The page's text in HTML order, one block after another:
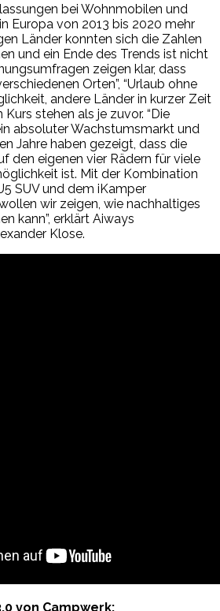
bei Wohnmobilen und
Europa von 2013 bis 2020 mehr
Länder konnten sich die Zahlen
und ein Ende des Trends ist nicht
zeigen klar, dass
Orten”, “Urlaub ohne
andere Länder in kurzer Zeit
Kurs stehen als je zuvor. “Die
absoluter Wachstumsmarkt und
Jahre haben gezeigt, dass die
den eigenen vier Rädern für viele
ist. Mit der Kombination
SUV und dem iKamper
wir zeigen, wie nachhaltiges
kann”, erklärt Aiways
Klose.
von Campwerk: